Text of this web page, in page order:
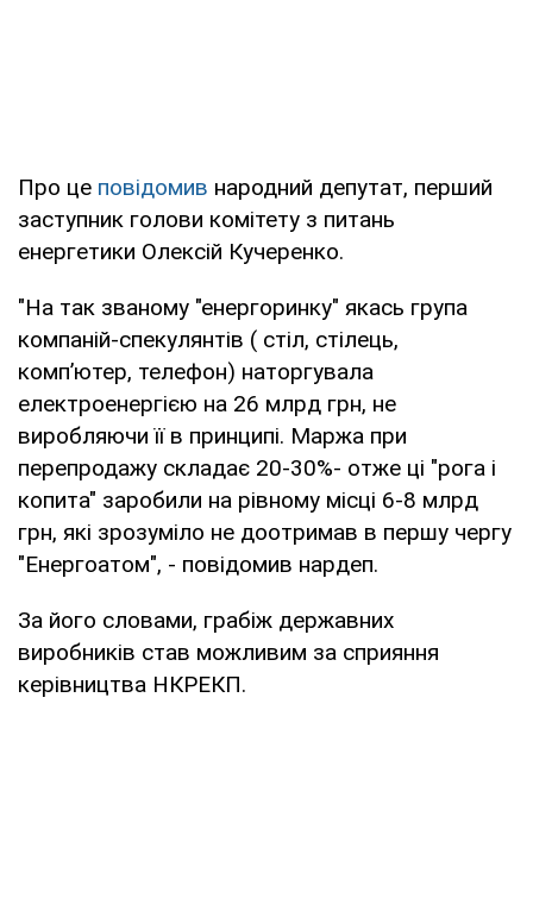
Про це повідомив народний депутат, перший
заступник голови комітету з питань
енергетики Олексій Кучеренко.
"На так званому "енергоринку" якась група
компаній-спекулянтів ( стіл, стілець,
комп’ютер, телефон) наторгувала
електроенергією на 26 млрд грн, не
виробляючи її в принципі. Маржа при
перепродажу складає 20-30%- отже ці "рога і
копита" заробили на рівному місці 6-8 млрд
грн, які зрозуміло не доотримав в першу чергу
"Енергоатом", - повідомив нардеп.
За його словами, грабіж державних
виробників став можливим за сприяння
керівництва НКРЕКП.